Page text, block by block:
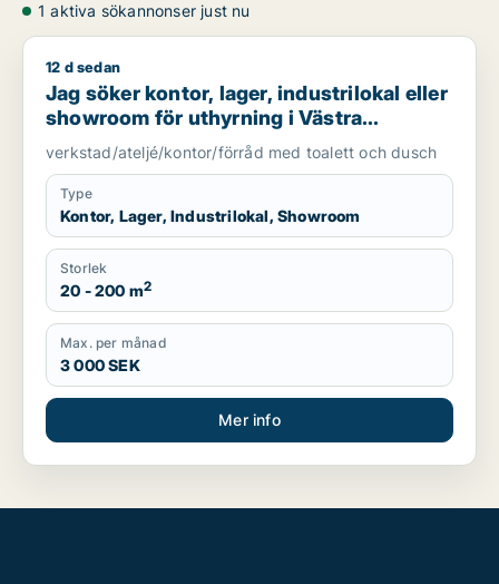
1 aktiva sökannonser just nu
Jag söker kontor, lager, industrilokal eller showroom för
12 d sedan
Jag söker kontor, lager, industrilokal eller
showroom för uthyrning i Västra
Götaland
verkstad/ateljé/kontor/förråd med toalett och dusch
Type
Kontor, Lager, Industrilokal, Showroom
Storlek
20 - 200 m2
Max. per månad
3 000 SEK
Mer info